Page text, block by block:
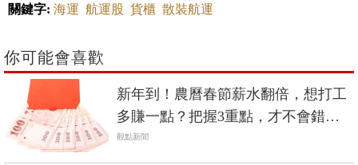
關鍵字: 海運 航運股 貨櫃 散裝航運
你可能會喜歡
新年到！農曆春節薪水翻倍，想打工
多賺一點？把握3重點，才不會錯失
自身權益！
觀點新聞